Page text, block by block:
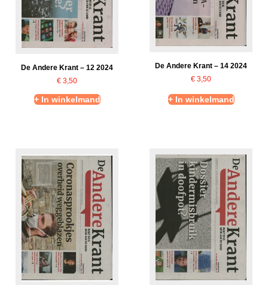
De Andere Krant – 12 2024
€ 3,50
+ In winkelmand
De Andere Krant – 14 2024
€ 3,50
+ In winkelmand